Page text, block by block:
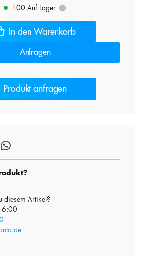
100 Auf Lager i
In den Warenkorb
Anfragen
Produkt anfragen
diesem Artikel?